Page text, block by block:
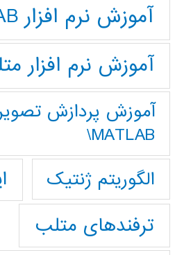
آموزش نرم افزار MATLAB
آموزش نرم افزار
آموزش پردازش
MATLAB\
الگوریتم ژنتیک
ترفندهای متلب